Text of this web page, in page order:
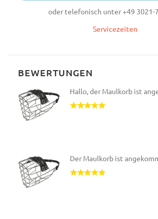
oder telefonisch unter +49 3021-
Servicezeiten
BEWERTUNGEN
Hallo, der Maulkorb ist
Der Maulkorb ist